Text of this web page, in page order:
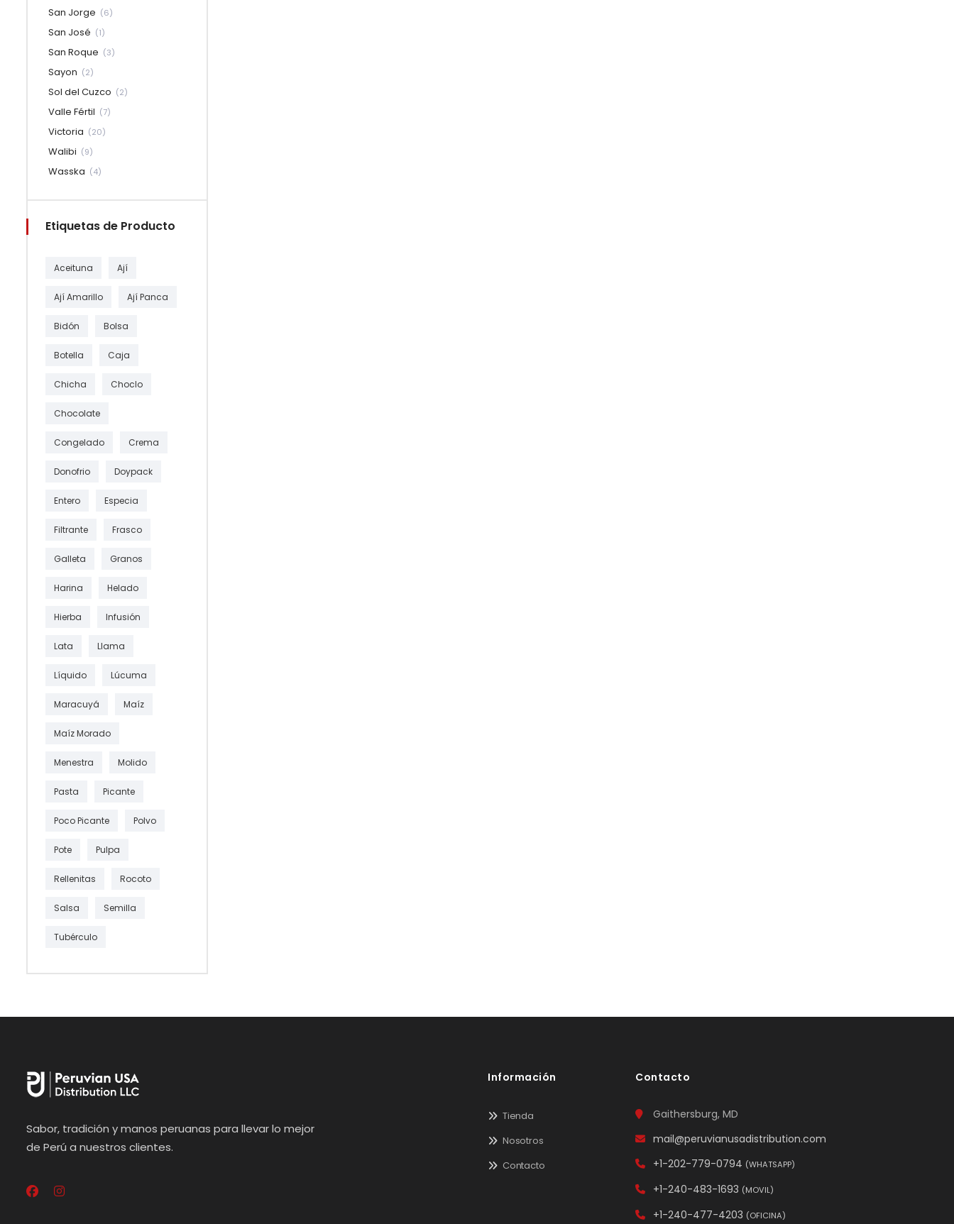
San Jorge (6)
San José (1)
San Roque (3)
Sayon (2)
Sol del Cuzco (2)
Valle Fértil (7)
Victoria (20)
Walibi (9)
Wasska (4)
Etiquetas de Producto
Aceituna Ají
Ají Amarillo Ají Panca
Bidón Bolsa
Botella Caja
Chicha Choclo
Chocolate
Congelado Crema
Donofrio Doypack
Entero Especia
Filtrante Frasco
Galleta Granos
Harina Helado
Hierba Infusión
Lata Llama
Líquido Lúcuma
Maracuyá Maíz
Maíz Morado
Menestra Molido
Pasta Picante
Poco Picante Polvo
Pote Pulpa
Rellenitas Rocoto
Salsa Semilla
Tubérculo
Sabor, tradición y manos peruanas para llevar lo mejor
de Perú a nuestros clientes.
Información
Tienda
Nosotros
Contacto
Contacto
Gaithersburg, MD
mail@peruvianusadistribution.com
+1-202-779-0794 (WHATSAPP)
+1-240-483-1693 (MOVIL)
+1-240-477-4203 (OFICINA)